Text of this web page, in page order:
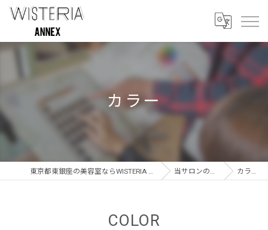
カラー
東京都東銀座の美容室ならWISTERIA ANNEX 当サロンの特徴 カラー
COLOR